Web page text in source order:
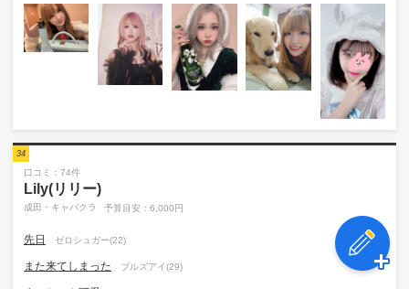
34
口コミ：74件
Lily(リリー)
成田・キャバクラ 予算目安：6,000円
先日 ゼロシュガー(22)
また来てしまった ブルズアイ(29)